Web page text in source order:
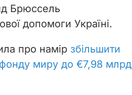
Брюссель
допомоги Україні.
про намір збільшити
миру до €7,98 млрд